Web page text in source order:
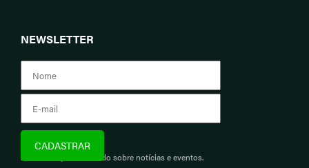
NEWSLETTER
Assine e fique informado sobre notícias e eventos.